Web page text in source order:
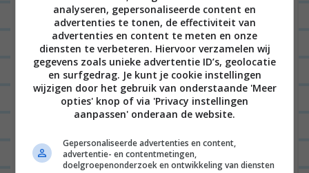
analyseren, gepersonaliseerde content en
advertenties te tonen, de effectiviteit van
advertenties en content te meten en onze
diensten te verbeteren. Hiervoor verzamelen wij
gegevens zoals unieke advertentie ID’s, geolocatie
en surfgedrag. Je kunt je cookie instellingen
wijzigen door het gebruik van onderstaande 'Meer
opties' knop of via 'Privacy instellingen
aanpassen' onderaan de website.
Gepersonaliseerde advertenties en content,
advertentie- en contentmetingen,
doelgroepenonderzoek en ontwikkeling van diensten